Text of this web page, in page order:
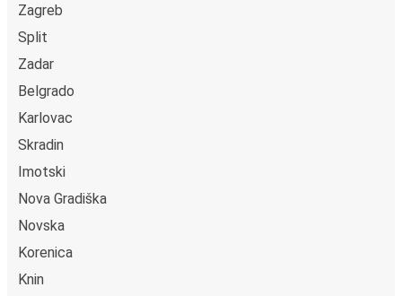
Zagreb
Split
Zadar
Belgrado
Karlovac
Skradin
Imotski
Nova Gradiška
Novska
Korenica
Knin